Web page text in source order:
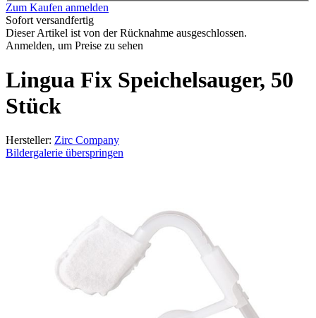
Zum Kaufen anmelden
Sofort versandfertig
Dieser Artikel ist von der Rücknahme ausgeschlossen.
Anmelden, um Preise zu sehen
Lingua Fix Speichelsauger, 50
Stück
Hersteller: Zirc Company
Bildergalerie überspringen